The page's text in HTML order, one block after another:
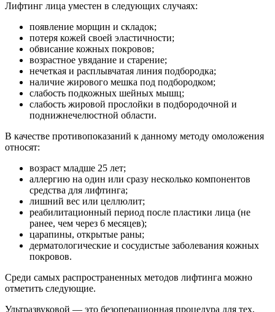
Лифтинг лица уместен в следующих случаях:
появление морщин и складок;
потеря кожей своей эластичности;
обвисание кожных покровов;
возрастное увядание и старение;
нечеткая и расплывчатая линия подбородка;
наличие жирового мешка под подбородком;
слабость подкожных шейных мышц;
слабость жировой прослойки в подбородочной и
поднижнечелюстной области.
В качестве противопоказаний к данному методу омоложения
относят:
возраст младше 25 лет;
аллергию на один или сразу несколько компонентов
средства для лифтинга;
лишний вес или целлюлит;
реабилитационный период после пластики лица (не
ранее, чем через 6 месяцев);
царапины, открытые раны;
дерматологические и сосудистые заболевания кожных
покровов.
Среди самых распространенных методов лифтинга можно
отметить следующие.
Ультразвуковой — это безоперационная процедура для тех,